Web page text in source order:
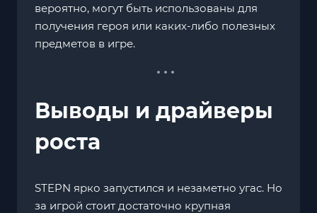
вероятно, могут быть использованы для
получения героя или каких-либо полезных
предметов в игре.
Выводы и драйверы
роста
STEPN ярко запустился и незаметно угас. Но
за игрой стоит достаточно крупная